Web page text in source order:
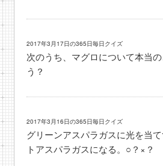
2017年3月17日の365日毎日クイズ
次のうち、マグロについて本当
う？
2017年3月16日の365日毎日クイズ
グリーンアスパラガスに光を当
トアスパラガスになる。○？×？